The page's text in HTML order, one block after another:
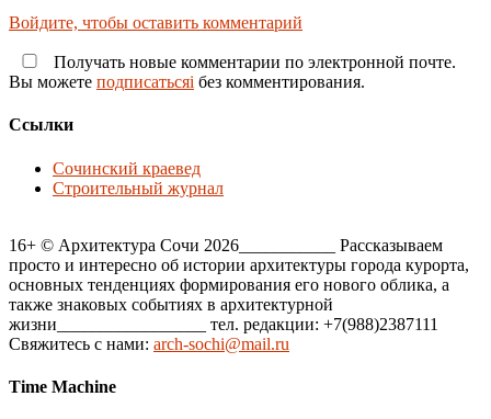
Войдите, чтобы оставить комментарий
Получать новые комментарии по электронной почте.
Вы можете подписатьсяi без комментирования.
Ссылки
Сочинский краевед
Строительный журнал
16+ © Архитектура Сочи 2026___________ Рассказываем
просто и интересно об истории архитектуры города курорта,
основных тенденциях формирования его нового облика, а
также знаковых событиях в архитектурной
жизни_________________ тел. редакции: +7(988)2387111
Свяжитесь с нами: arch-sochi@mail.ru
Time Machine